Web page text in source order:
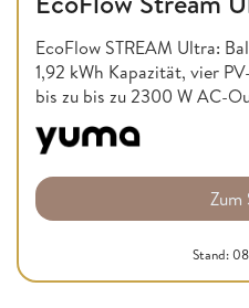
EcoFlow STREAM Ultra:
1,92 kWh Kapazität, vier
bis zu bis zu 2300 W AC-
Zum
Stand: